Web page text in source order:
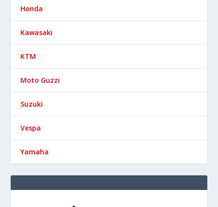
Honda
Kawasaki
KTM
Moto Guzzi
Suzuki
Vespa
Yamaha